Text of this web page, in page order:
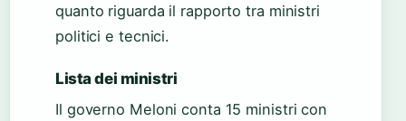
quanto riguarda il rapporto tra ministri
politici e tecnici.
Lista dei ministri
Il governo Meloni conta 15 ministri con